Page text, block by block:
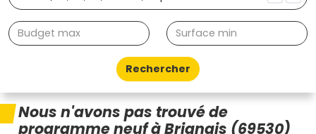
Rechercher
Nous n'avons pas trouvé de
programme neuf à Brignais (69530)